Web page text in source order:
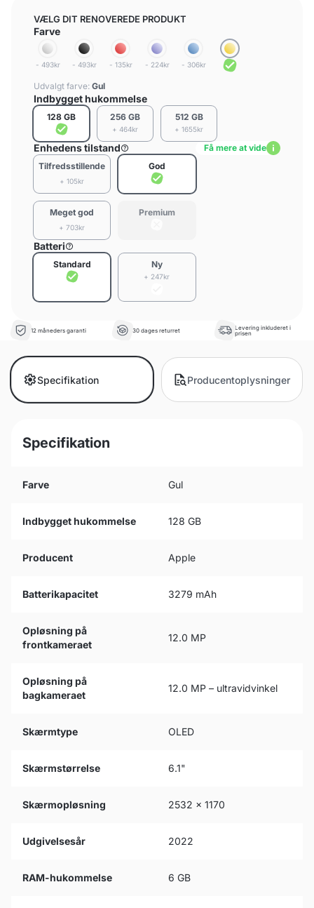
VÆLG DIT RENOVEREDE PRODUKT
Farve
- 493kr - 493kr - 135kr - 224kr - 306kr
Udvalgt farve: Gul
Indbygget hukommelse
128 GB 256 GB
+ 464kr
512 GB
+ 1655kr
Enhedens tilstand
Få mere at vide
Tilfredsstillende
+ 105kr
God
Meget god
+ 703kr
Premium
Batteri
Standard Ny
+ 247kr
12 måneders garanti 30 dages returret
Levering inkluderet i
prisen
Specifikation Producentoplysninger
Specifikation
Farve Gul
Indbygget hukommelse 128 GB
Producent Apple
Batterikapacitet 3279 mAh
Opløsning på
frontkameraet
12.0 MP
Opløsning på
bagkameraet
12.0 MP – ultravidvinkel
Skærmtype OLED
Skærmstørrelse 6.1"
Skærmopløsning 2532 x 1170
Udgivelsesår 2022
RAM-hukommelse 6 GB